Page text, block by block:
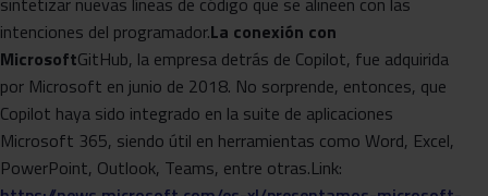
intenciones del programador.La conexión con
MicrosoftGitHub, la empresa detrás de Copilot, fue adquirida
por Microsoft en junio de 2018. No sorprende, entonces, que
Copilot haya sido integrado en la suite de aplicaciones
Microsoft 365, siendo útil en herramientas como Word, Excel,
PowerPoint, Outlook, Teams, entre otras.Link: